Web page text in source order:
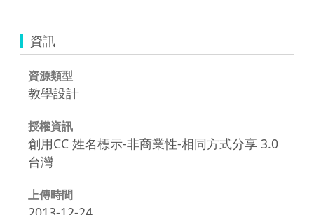
資訊
資源類型
教學設計
授權資訊
創用CC 姓名標示-非商業性-相同方式分享 3.0
台灣
上傳時間